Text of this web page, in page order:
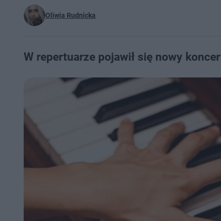
Oliwia Rudnicka
W repertuarze pojawił się nowy